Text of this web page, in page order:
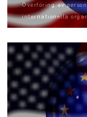
Överföring av
internationella